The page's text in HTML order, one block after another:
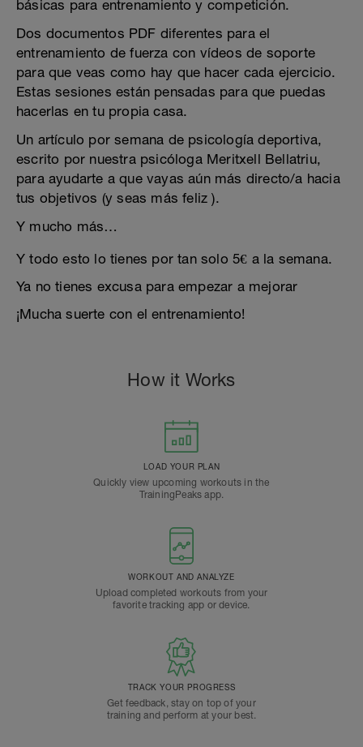
básicas para entrenamiento y competición.
Dos documentos PDF diferentes para el
entrenamiento de fuerza con vídeos de soporte
para que veas como hay que hacer cada ejercicio.
Estas sesiones están pensadas para que puedas
hacerlas en tu propia casa.
Un artículo por semana de psicología deportiva,
escrito por nuestra psicóloga Meritxell Bellatriu,
para ayudarte a que vayas aún más directo/a hacia
tus objetivos (y seas más feliz ).
Y mucho más…
Y todo esto lo tienes por tan solo 5€ a la semana.
Ya no tienes excusa para empezar a mejorar
¡Mucha suerte con el entrenamiento!
How it Works
LOAD YOUR PLAN
Quickly view upcoming workouts in the
TrainingPeaks app.
WORKOUT AND ANALYZE
Upload completed workouts from your
favorite tracking app or device.
TRACK YOUR PROGRESS
Get feedback, stay on top of your
training and perform at your best.